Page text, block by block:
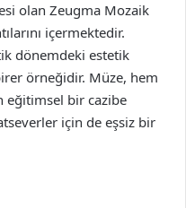
olan Zeugma Mozaik
içermektedir.
dönemdeki estetik
örneğidir. Müze, hem
eğitimsel bir cazibe
için de eşsiz bir